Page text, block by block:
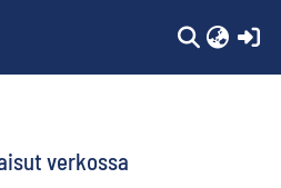
verkossa